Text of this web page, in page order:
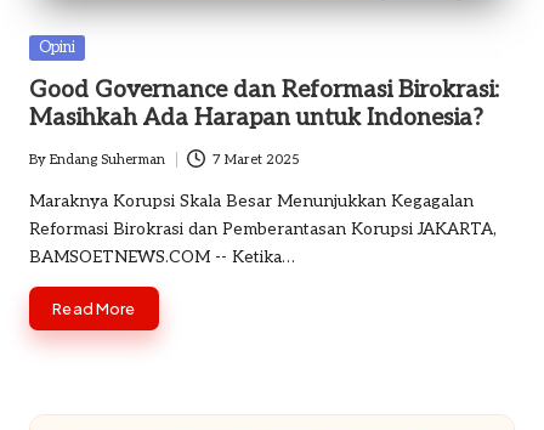
o
m
Posted
Opini
Good Governance dan Reformasi Birokrasi:
Masihkah Ada Harapan untuk Indonesia?
Posted
by
By Endang Suherman 7 Maret 2025
Maraknya Korupsi Skala Besar Menunjukkan Kegagalan
Reformasi Birokrasi dan Pemberantasan Korupsi JAKARTA,
BAMSOETNEWS.COM -- Ketika…
Read More